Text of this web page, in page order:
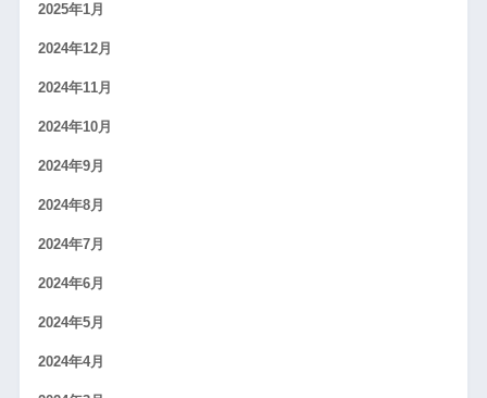
2025年1月
2024年12月
2024年11月
2024年10月
2024年9月
2024年8月
2024年7月
2024年6月
2024年5月
2024年4月